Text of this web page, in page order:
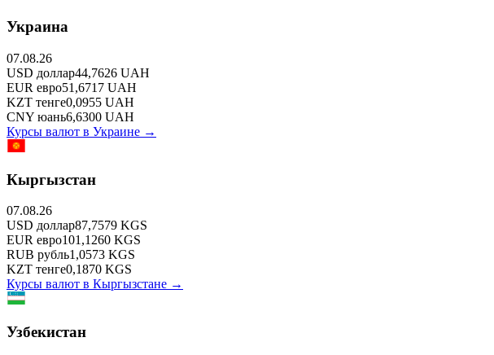
Украина
07.08.26
USD доллар44,7626 UAH
EUR евро51,6717 UAH
KZT тенге0,0955 UAH
CNY юань6,6300 UAH
Курсы валют в Украине →
Кыргызстан
07.08.26
USD доллар87,7579 KGS
EUR евро101,1260 KGS
RUB рубль1,0573 KGS
KZT тенге0,1870 KGS
Курсы валют в Кыргызстане →
Узбекистан